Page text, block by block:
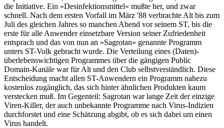
die Initiative. Ein »Desinfektionsmittel« mußte her, und zwar
schnell. Nach dem ersten Vorfall im März '88 verbrachte Alt bis zum
Juli des gleichen Jahres so manchen Abend vor seinem ST, bis die
erste für alle Anwender einsetzbare Version seiner Zufriedenheit
entsprach und das von nun an »Sagrotan« genannte Programm
unters ST-Volk gebracht wurde. Die Verteilung eines (Daten)-
überlebenswichtigen Programmes über die gängigen Public
Domain-Kanäle war für Alt und den Club selbstverständlich. Diese
Entscheidung macht allen ST-Anwendern ein Programm nahezu
kostenlos zugänglich, das sich hinter ähnlichen Produkten kaum
verstecken muß. Im Gegenteil: Sagrotan war lange Zeit der einzige
Viren-Killer, der auch unbekannte Programme nach Virus-Indizien
durchforstet und eine Schätzung abgibt, ob es sich dabei um einen
Virus handelt.